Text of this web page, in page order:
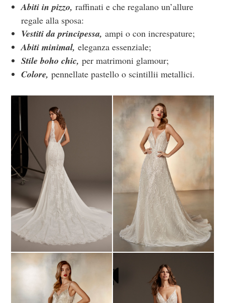
Abiti in pizzo, raffinati e che regalano un’allure
regale alla sposa:
Vestiti da principessa, ampi o con increspature;
Abiti minimal, eleganza essenziale;
Stile boho chic, per matrimoni glamour;
Colore, pennellate pastello o scintillii metallici.